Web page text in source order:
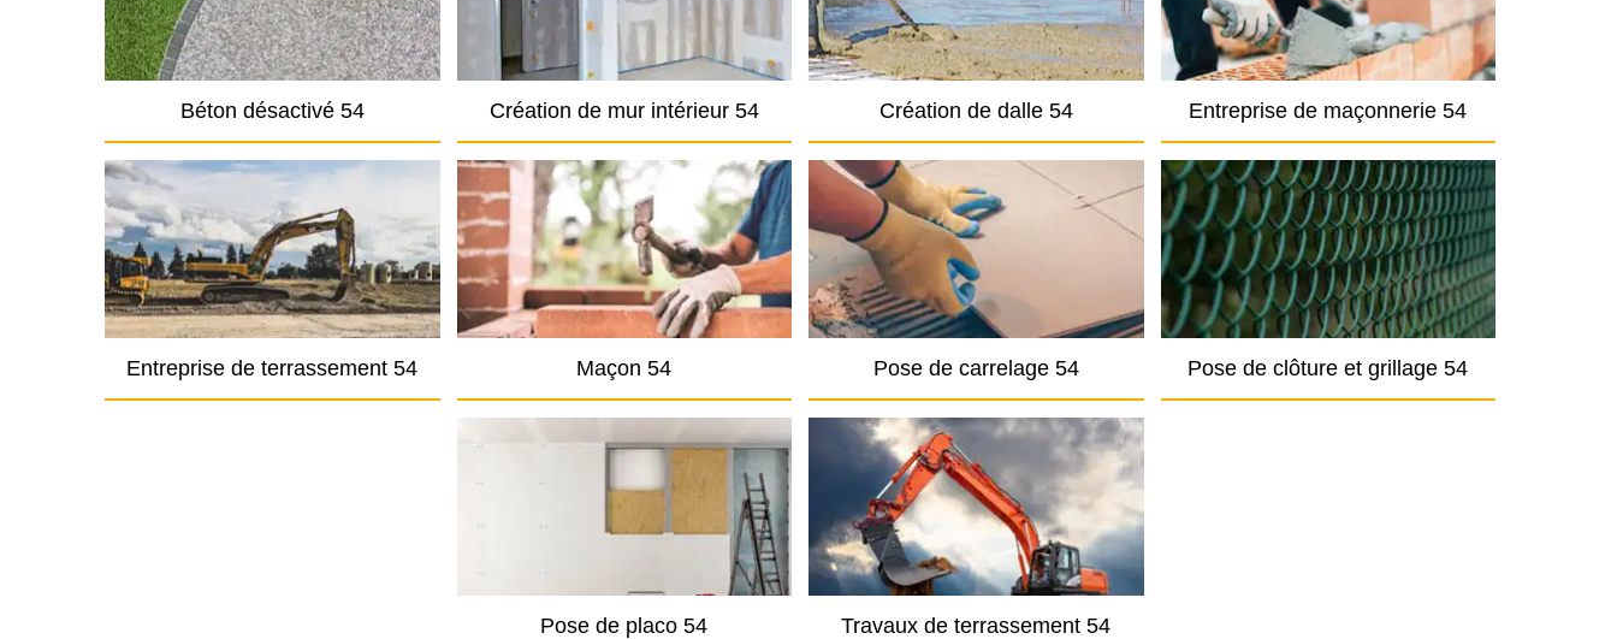
Béton désactivé 54 Création de mur intérieur 54 Création de dalle 54 Entreprise de maçonnerie 54
Entreprise de terrassement 54 Maçon 54 Pose de carrelage 54 Pose de clôture et grillage 54
Pose de placo 54 Travaux de terrassement 54